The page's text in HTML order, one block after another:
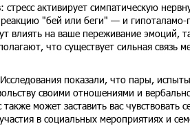
стресс активирует симпатическую
реакцию "бей или беги" — и
влиять на ваше переживание эмоций,
что существует сильная связь
показали, что пары,
своими отношениями и
также может заставить вас
в социальных мероприятиях и